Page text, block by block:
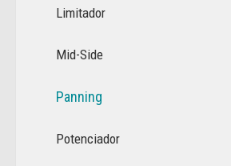
Limitador
Mid-Side
Panning
Potenciador